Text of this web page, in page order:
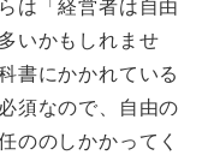
は「経営者は自由
いかもしれませ
書にかかれている
須なので、自由の
ののしかかってく